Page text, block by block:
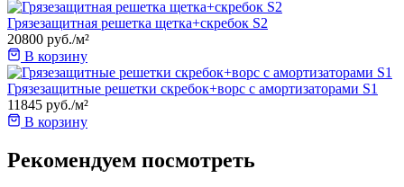
Грязезащитная решетка щетка+скребок S2
20800 руб./м²
В корзину
Грязезащитные решетки скребок+ворс с амортизаторами S1
11845 руб./м²
В корзину
Рекомендуем посмотреть